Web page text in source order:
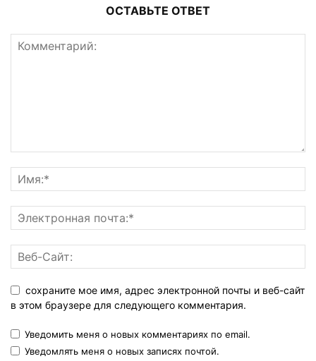
ОСТАВЬТЕ ОТВЕТ
сохраните мое имя, адрес электронной почты и веб-сайт
в этом браузере для следующего комментария.
Уведомить меня о новых комментариях по email.
Уведомлять меня о новых записях почтой.